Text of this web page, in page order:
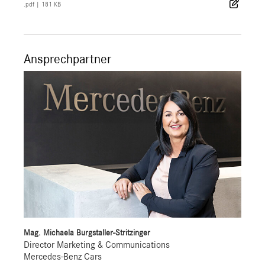
.pdf 181 KB
Ansprechpartner
Mag. Michaela Burgstaller-Stritzinger
Director Marketing & Communications
Mercedes-Benz Cars